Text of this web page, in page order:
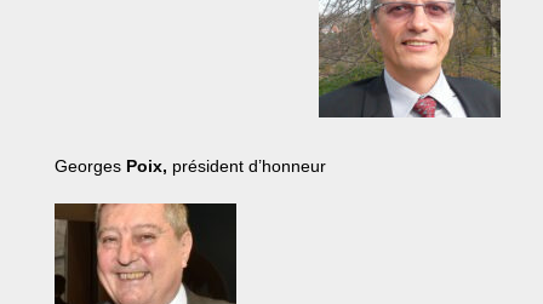
Georges Poix, président d’honneur